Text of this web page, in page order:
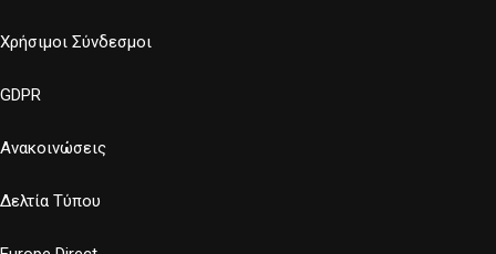
Χρήσιμοι Σύνδεσμοι
GDPR
Ανακοινώσεις
Δελτία Τύπου